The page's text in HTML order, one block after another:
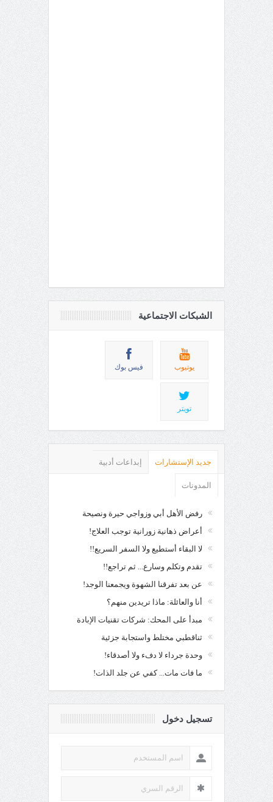
الشبكات الاجتماعية
يوتيوب فيس بوك
تويتر
جديد الإستشارات إبداعات أدبية
المدونات
رفض الأهل أبي وزواجي حيرة ونصيحة
أعراض ذهانية زورانية توجب العلاج!
لا البقاء أستطيع ولا السفر السريع!!
تقدم وتكلم وسارع... ثم تراجع!!
عن بعد تفرقنا الشهوة ويجمعنا الوجد!
أنا والعائلة: ماذا تريدين منهم؟
مبدأ على المحك: شركات تقنيات الإبادة
ثناقطبي مختلط واستجابة جزئية
وحدة جرداء لا دفء ولا أصدقاء!
ما فات مات... كفي عن جلد الذات!
تسجيل دخول